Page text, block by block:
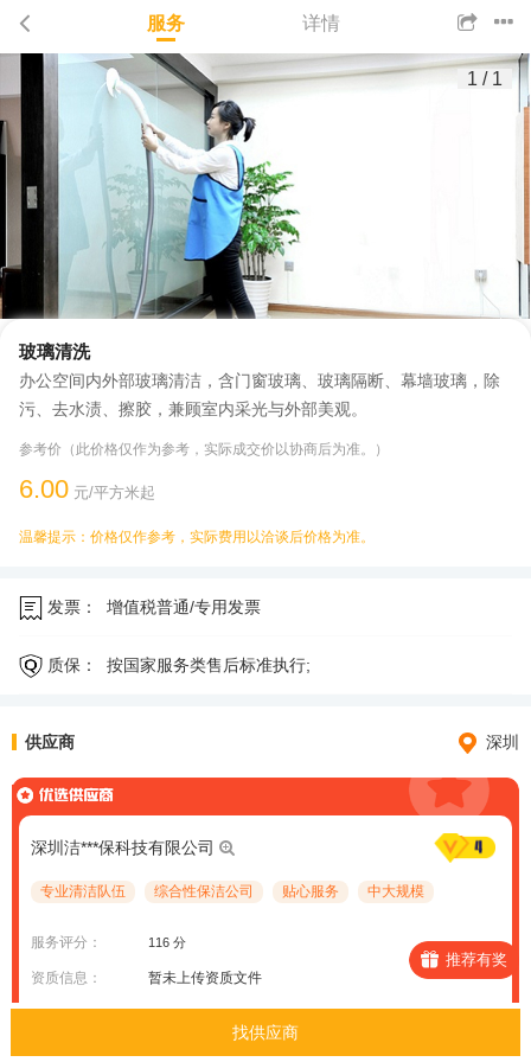
服务 详情
1 / 1
玻璃清洗
办公空间内外部玻璃清洁，含门窗玻璃、玻璃隔断、幕墙玻璃，除
污、去水渍、擦胶，兼顾室内采光与外部美观。
参考价（此价格仅作为参考，实际成交价以协商后为准。）
6.00 元/平方米起
温馨提示：价格仅作参考，实际费用以洽谈后价格为准。
发票： 增值税普通/专用发票
质保： 按国家服务类售后标准执行;
供应商 深圳
深圳洁***保科技有限公司
专业清洁队伍 综合性保洁公司 贴心服务 中大规模
服务评分： 116 分
资质信息： 暂未上传资质文件
案例信息： 暂未上传案例项目
推荐有奖
找供应商